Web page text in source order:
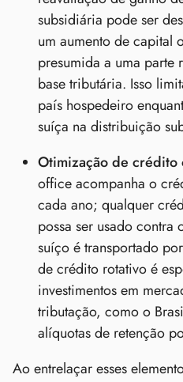
subsidiária pode ser
um aumento de capital
presumida a uma parte
base tributária. Isso
país hospedeiro
suíça na distribuição
Otimização de crédito
office acompanha o
cada ano; qualquer
possa ser usado
suíço é transportado
de crédito rotativo é
investimentos em
tributação, como o
alíquotas de retenção
Ao entrelaçar esses